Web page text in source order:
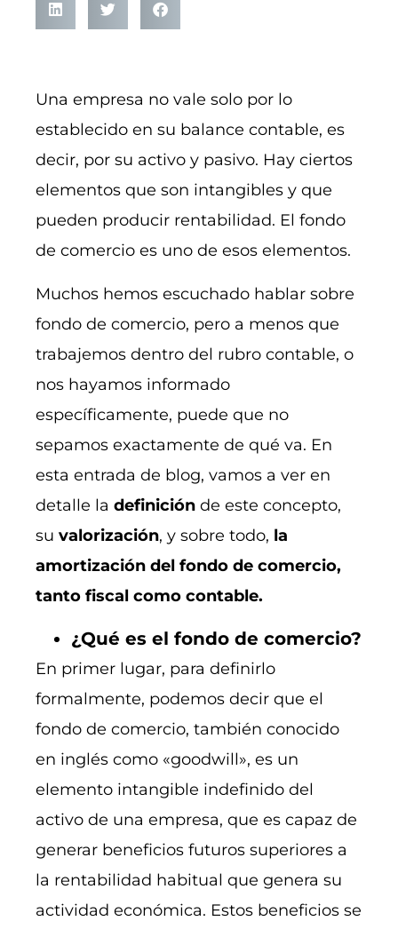
Una empresa no vale solo por lo
establecido en su balance contable, es
decir, por su activo y pasivo. Hay ciertos
elementos que son intangibles y que
pueden producir rentabilidad. El fondo
de comercio es uno de esos elementos.
Muchos hemos escuchado hablar sobre
fondo de comercio, pero a menos que
trabajemos dentro del rubro contable, o
nos hayamos informado
específicamente, puede que no
sepamos exactamente de qué va. En
esta entrada de blog, vamos a ver en
detalle la definición de este concepto,
su valorización, y sobre todo, la
amortización del fondo de comercio,
tanto fiscal como contable.
¿Qué es el fondo de comercio?
En primer lugar, para definirlo
formalmente, podemos decir que el
fondo de comercio, también conocido
en inglés como «goodwill», es un
elemento intangible indefinido del
activo de una empresa, que es capaz de
generar beneficios futuros superiores a
la rentabilidad habitual que genera su
actividad económica. Estos beneficios se